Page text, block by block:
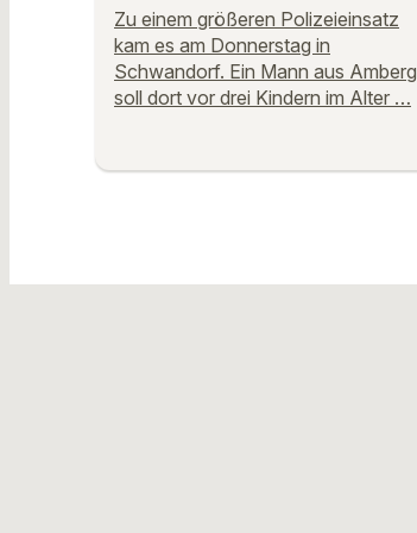
Zu einem größeren Polizeieinsatz
kam es am Donnerstag in
Schwandorf. Ein Mann aus Amberg
soll dort vor drei Kindern im Alter …